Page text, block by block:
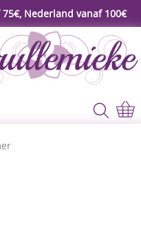
Nederland vanaf 100€